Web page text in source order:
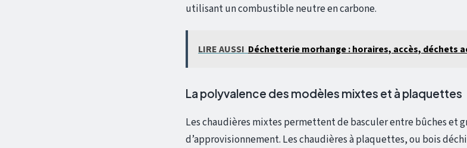
utilisant un combustible neutre en carbone.
LIRE AUSSI Déchetterie morhange : horaires, accès, déchets
La polyvalence des modèles mixtes et à plaquettes
Les chaudières mixtes permettent de basculer entre bûches et
d’approvisionnement. Les chaudières à plaquettes, ou bois